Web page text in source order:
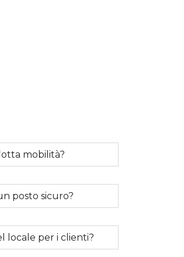
mobilità?
posto sicuro?
locale per i clienti?